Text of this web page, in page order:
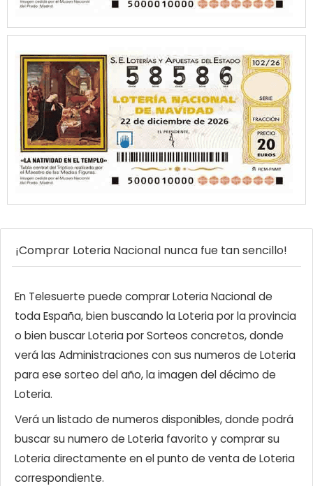
¡Comprar Loteria Nacional nunca fue tan sencillo!
En Telesuerte puede comprar Loteria Nacional de
toda España, bien buscando la Loteria por la provincia
o bien buscar Loteria por Sorteos concretos, donde
verá las Administraciones con sus numeros de Loteria
para ese sorteo del año, la imagen del décimo de
Loteria.
Verá un listado de numeros disponibles, donde podrá
buscar su numero de Loteria favorito y comprar su
Loteria directamente en el punto de venta de Loteria
correspondiente.